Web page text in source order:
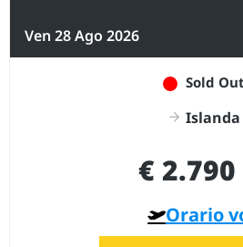
Ven 28 Ago 2026
Sold Out
Islanda
€ 2.790
Orario